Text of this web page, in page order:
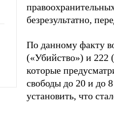
безрезультатно,
По данному факту
(«Убийство») и 222
которые
свободы до 20 и до
установить, что